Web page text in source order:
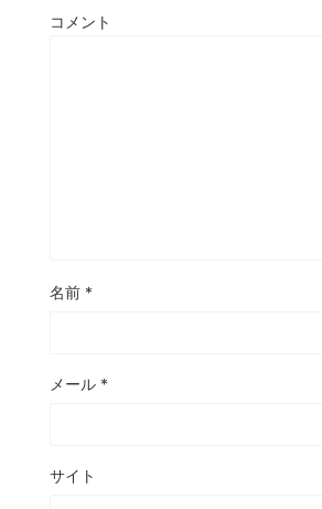
コメント
名前 *
メール *
サイト